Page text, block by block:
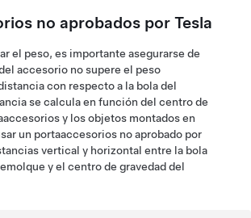
no aprobados por Tesla
el peso, es importante asegurarse de
accesorio no supere el peso
con respecto a la bola del
se calcula en función del centro de
y los objetos montados en
un portaaccesorios no aprobado por
vertical y horizontal entre la bola
y el centro de gravedad del